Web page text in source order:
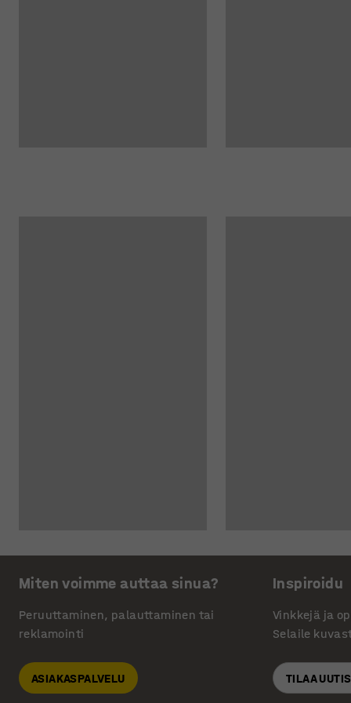
Miten voimme auttaa sinua?
Peruuttaminen, palauttaminen tai
reklamointi
ASIAKASPALVELU
Inspiroidu
Vinkkejä ja
Selaile
TILAA